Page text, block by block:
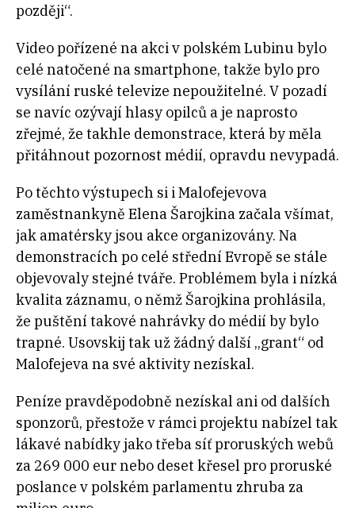
později“.
Video pořízené na akci v polském Lubinu bylo
celé natočené na smartphone, takže bylo pro
vysílání ruské televize nepoužitelné. V pozadí
se navíc ozývají hlasy opilců a je naprosto
zřejmé, že takhle demonstrace, která by měla
přitáhnout pozornost médií, opravdu nevypadá.
Po těchto výstupech si i Malofejevova
zaměstnankyně Elena Šarojkina začala všímat,
jak amatérsky jsou akce organizovány. Na
demonstracích po celé střední Evropě se stále
objevovaly stejné tváře. Problémem byla i nízká
kvalita záznamu, o němž Šarojkina prohlásila,
že puštění takové nahrávky do médií by bylo
trapné. Usovskij tak už žádný další „grant“ od
Malofejeva na své aktivity nezískal.
Peníze pravděpodobně nezískal ani od dalších
sponzorů, přestože v rámci projektu nabízel tak
lákavé nabídky jako třeba síť proruských webů
za 269 000 eur nebo deset křesel pro proruské
poslance v polském parlamentu zhruba za